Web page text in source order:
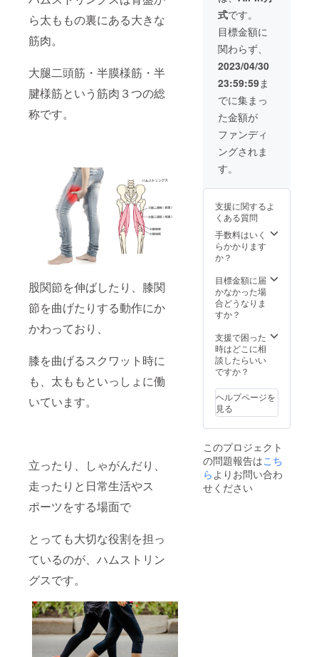
ら太ももの裏にある大きな
筋肉。
大腿二頭筋・半膜様筋・半
腱様筋という筋肉３つの総
称です。
股関節を伸ばしたり、膝関
節を曲げたりする動作にか
かわっており、
膝を曲げるスクワット時に
も、太ももといっしょに働
いています。
立ったり、しゃがんだり、
走ったりと日常生活やス
ポーツをする場面で
とっても大切な役割を担っ
ているのが、ハムストリン
グスです。
下がる
可能性
もござ
いま
す。 ※
ご注文
使用部
材の供
給状
況、製
造工程
上の都
合等に
が遅れ
る場合
があり
ます。
更にな
る可能
性もご
ざいま
す。ご
了承く
ださ
い。 ※
皆様の
ご支援
により
量産効
率が向
上した
売価格
が販売
予定価
格より
下がる
可能性
す。 ※
ご注文
状況、
給状
況、製
造工程
上の都
より出
荷時期
が遅れ
る場合
ます。
格
22,450
円
→17,96
0円
(4,490
円割
引）
【パッ
ケージ
内容】
・ハム
ストリ
ング キ
本語説
デザイ
ン・仕
様は変
更にな
る可能
ざいま
す。ご
了承く
ださ
皆様の
ご支援
により
量産効
上した
場合、
正規販
売価格
予定価
格より
下がる
可能性
もござ
式です。
目標金額に
関わらず、
2023/04/30
23:59:59ま
でに集まっ
た金額が
ファンディ
ングされま
す。
支援に関するよ
くある質問
手数料はいく
らかかります
か？
目標金額に届
かなかった場
合どうなりま
すか？
支援で困った
時はどこに相
談したらいい
ですか？
ヘルプページを
見る
このプロジェクト
の問題報告はこち
ら よりお問い合わ
せください